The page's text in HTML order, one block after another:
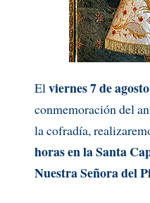
Elviernes 7 de agosto
conmemoración del
la cofradía,
horas en la Santa
Nuestra Señora del